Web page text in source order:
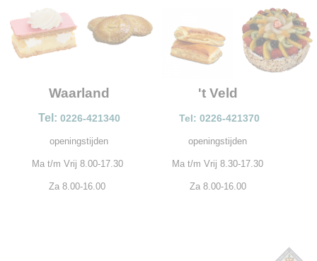
Waarland
Tel: 0226-421340
openingstijden
Ma t/m Vrij 8.00-17.30
Za 8.00-16.00
't Veld
Tel: 0226-421370
openingstijden
Ma t/m Vrij 8.30-17.30
Za 8.00-16.00